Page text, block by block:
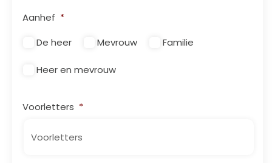
Aanhef *
De heer
Mevrouw Familie
Heer en mevrouw
Voorletters *